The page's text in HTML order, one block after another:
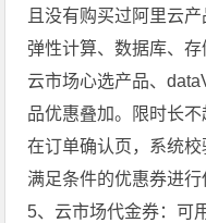
且没有购买过阿里云
弹性计算、数据库、
云市场心选产品、
品优惠叠加。限时长不
在订单确认页，系统
满足条件的优惠券进
5、云市场代金券：可